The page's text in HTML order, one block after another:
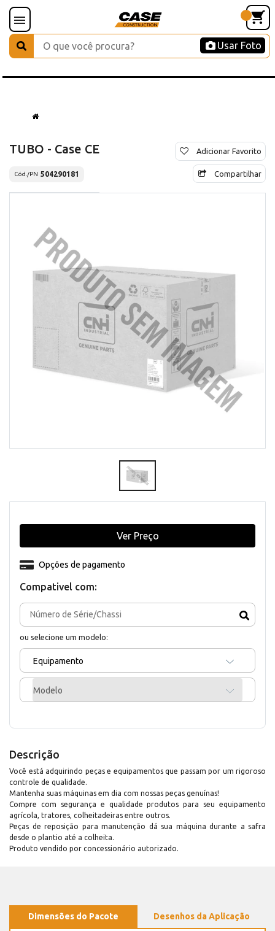
Usar Foto
TUBO - Case CE
Cód./PN 504290181
Adicionar Favorito
Compartilhar
Compativel com:
ou selecione um modelo:
Equipamento
Modelo
Opções de pagamento
Ver Preço
Descrição
Você está adquirindo peças e equipamentos que passam por um rigoroso
controle de qualidade.
Mantenha suas máquinas em dia com nossas peças genuínas!
Compre com segurança e qualidade produtos para seu equipamento
agrícola, tratores, colheitadeiras entre outros.
Peças de reposição para manutenção dá sua máquina durante a safra
desde o plantio até a colheita.
Produto vendido por concessionário autorizado.
Dimensões do Pacote Desenhos da Aplicação